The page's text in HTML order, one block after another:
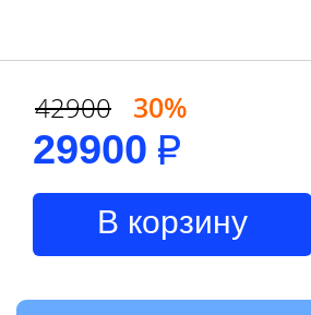
42900 30%
29900
В корзину